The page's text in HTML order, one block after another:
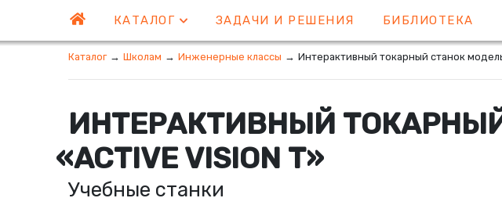
КАТАЛОГ ЗАДАЧИ И РЕШЕНИЯ БИБЛИОТЕКА
Каталог → Школам → Инженерные классы → Интерактивный токарный станок
ИНТЕРАКТИВНЫЙ
«ACTIVE VISION Т»
Учебные станки